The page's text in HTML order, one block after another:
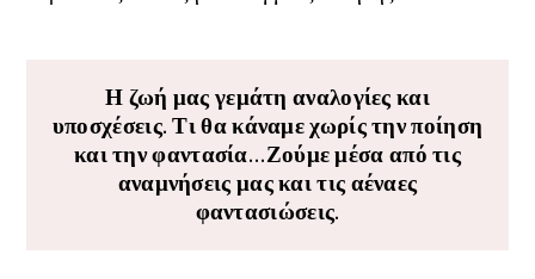
Η ζωή μας γεμάτη αναλογίες και
υποσχέσεις. Τι θα κάναμε χωρίς την ποίηση
και την φαντασία...Ζούμε μέσα από τις
αναμνήσεις μας και τις αέναες
φαντασιώσεις.